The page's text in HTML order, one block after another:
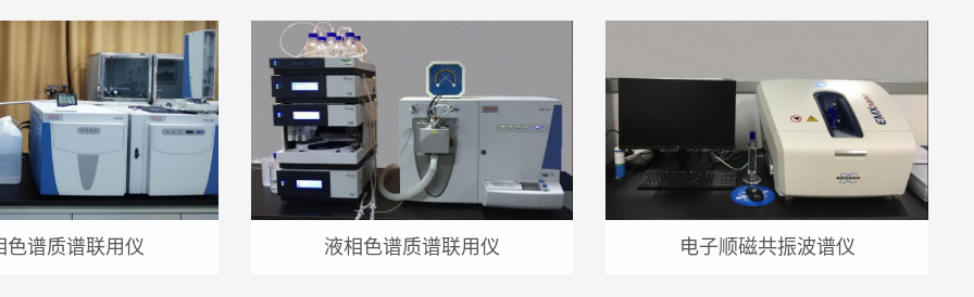
色谱质谱联用仪 液相色谱质谱联用仪 电子顺磁共振波谱仪